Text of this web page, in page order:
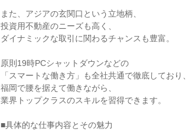
また、アジアの玄関口という立地柄、
投資用不動産のニーズも高く、
ダイナミックな取引に関わるチャンスも豊富。
原則19時PCシャットダウンなどの
「スマートな働き方」も全社共通で徹底しており、
福岡で腰を据えて働きながら、
業界トップクラスのスキルを習得できます。
■具体的な仕事内容とその魅力